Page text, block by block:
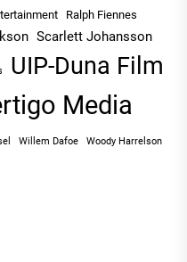
Ralph Fiennes
Scarlett Johansson
UIP-Duna Film
Media
Willem Dafoe Woody Harrelson